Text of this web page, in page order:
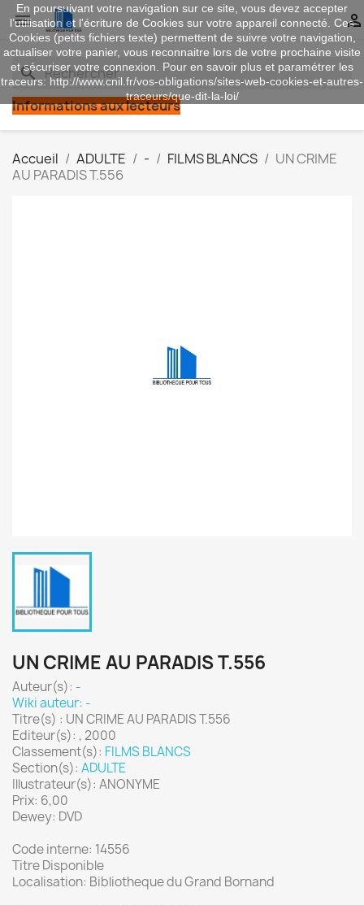
 
search
Informations aux lecteurs
Accueil ADULTE - FILMS BLANCS
UN CRIME
AU PARADIS T.556
UN CRIME AU PARADIS T.556
Auteur(s): -
Wiki auteur: -
Titre(s) : UN CRIME AU PARADIS T.556
Editeur(s): , 2000
Classement(s): FILMS BLANCS
Section(s): ADULTE
Illustrateur(s): ANONYME
Prix: 6,00
Dewey: DVD
Code interne: 14556
Titre Disponible
Localisation: Bibliotheque du Grand Bornand
En poursuivant votre navigation sur ce site, vous devez accepter
l’utilisation et l'écriture de Cookies sur votre appareil connecté. Ces
Cookies (petits fichiers texte) permettent de suivre votre navigation,
actualiser votre panier, vous reconnaitre lors de votre prochaine visite
et sécuriser votre connexion. Pour en savoir plus et paramétrer les
traceurs: http://www.cnil.fr/vos-obligations/sites-web-cookies-et-autres-
traceurs/que-dit-la-loi/